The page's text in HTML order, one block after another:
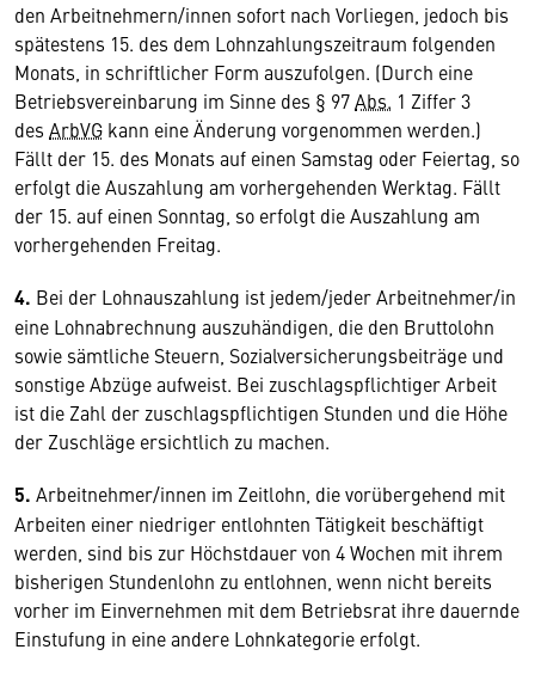
den Arbeitnehmern/innen sofort nach Vorliegen, jedoch bis
spätestens 15. des dem Lohnzahlungszeitraum folgenden
Monats, in schriftlicher Form auszufolgen. (Durch eine
Betriebsvereinbarung im Sinne des § 97Abs. 1 Ziffer 3
des ArbVG kann eine Änderung vorgenommen werden.)
Fällt der 15. des Monats auf einen Samstag oder Feiertag, so
erfolgt die Auszahlung am vorhergehenden Werktag. Fällt
der 15. auf einen Sonntag, so erfolgt die Auszahlung am
vorhergehenden Freitag.
4. Bei der Lohnauszahlung ist jedem/jeder Arbeitnehmer/in
eine Lohnabrechnung auszuhändigen, die den Bruttolohn
sowie sämtliche Steuern, Sozialversicherungsbeiträge und
sonstige Abzüge aufweist. Bei zuschlagspflichtiger Arbeit
ist die Zahl der zuschlagspflichtigen Stunden und die Höhe
der Zuschläge ersichtlich zu machen.
5. Arbeitnehmer/innen im Zeitlohn, die vorübergehend mit
Arbeiten einer niedriger entlohnten Tätigkeit beschäftigt
werden, sind bis zur Höchstdauer von 4 Wochen mit ihrem
bisherigen Stundenlohn zu entlohnen, wenn nicht bereits
vorher im Einvernehmen mit dem Betriebsrat ihre dauernde
Einstufung in eine andere Lohnkategorie erfolgt.